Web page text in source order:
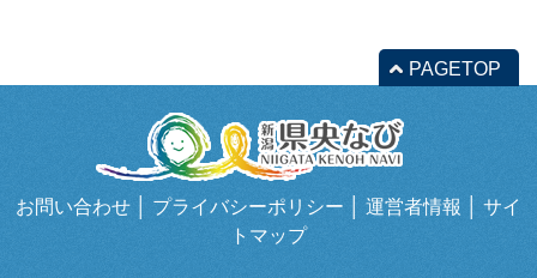
PAGETOP
お問い合わせ プライバシーポリシー 運営者情報
サイ
トマップ